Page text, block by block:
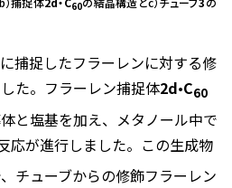
60
捕捉したフラーレンに対する修
た。フラーレン捕捉体2d•C60
と塩基を加え、メタノール中で
応が進行しました。この生成物
チューブからの修飾フラーレン